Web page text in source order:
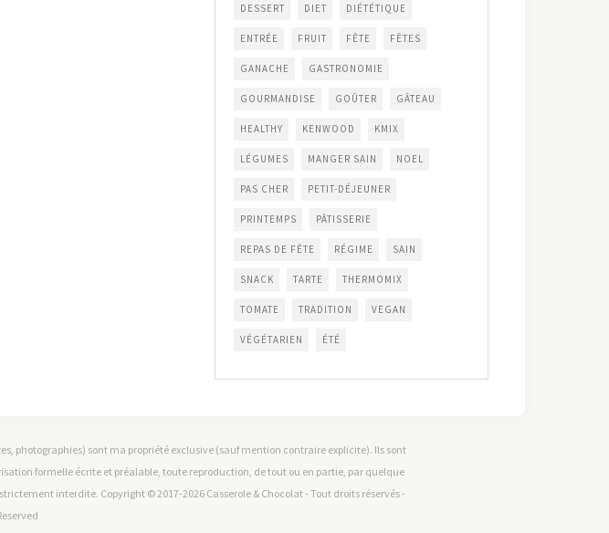
DESSERT DIET DIÉTÉTIQUE
ENTRÉE FRUIT FÊTE FÊTES
GANACHE GASTRONOMIE
GOURMANDISE GOÛTER GÂTEAU
HEALTHY KENWOOD KMIX
LÉGUMES MANGER SAIN NOEL
PAS CHER PETIT-DÉJEUNER
PRINTEMPS PÂTISSERIE
REPAS DE FÊTE RÉGIME SAIN
SNACK TARTE THERMOMIX
TOMATE TRADITION VEGAN
VÉGÉTARIEN ÉTÉ
photographies) sont ma propriété exclusive (sauf mention contraire explicite). Ils sont
formelle écrite et préalable, toute reproduction, de tout ou en partie, par quelque
interdite. Copyright © 2017-2026 Casserole & Chocolat - Tout droits réservés -